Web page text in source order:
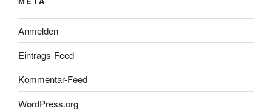
Anmelden
Eintrags-Feed
Kommentar-Feed
WordPress.org